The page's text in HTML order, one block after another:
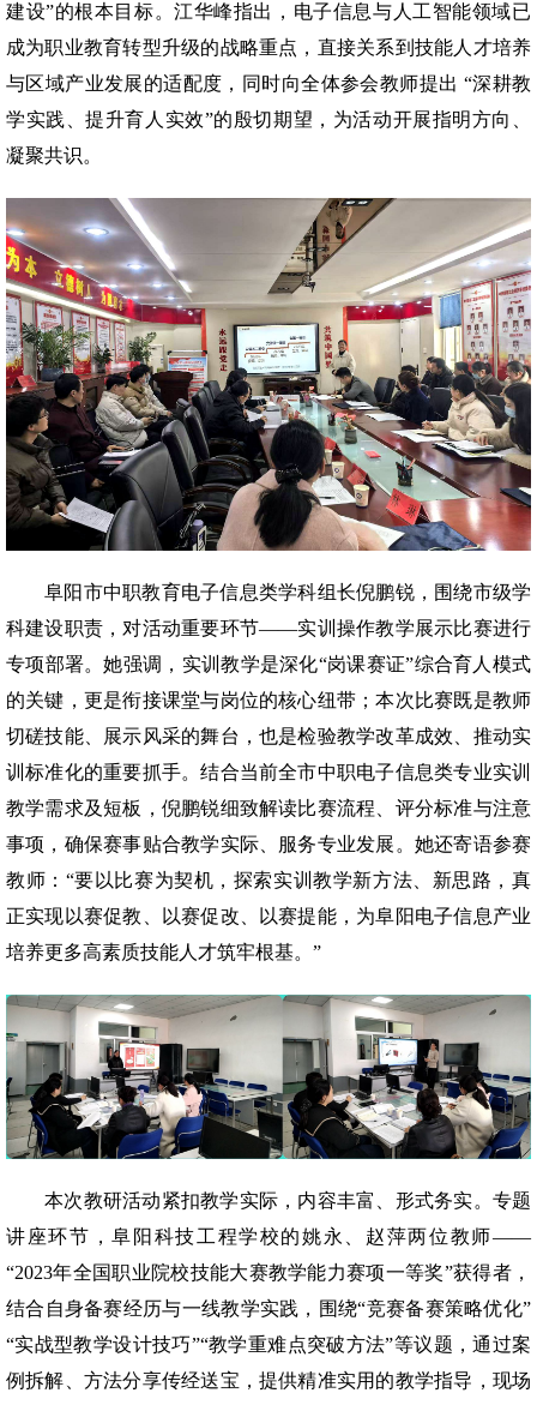
建设”的根本目标。江华峰指出，电子信息与人工智能领域已
成为职业教育转型升级的战略重点，直接关系到技能人才培养
与区域产业发展的适配度，同时向全体参会教师提出 “深耕教
学实践、提升育人实效”的殷切期望，为活动开展指明方向、
凝聚共识。
阜阳市中职教育电子信息类学科组长倪鹏锐，围绕市级学
科建设职责，对活动重要环节——实训操作教学展示比赛进行
专项部署。她强调，实训教学是深化“岗课赛证”综合育人模式
的关键，更是衔接课堂与岗位的核心纽带；本次比赛既是教师
切磋技能、展示风采的舞台，也是检验教学改革成效、推动实
训标准化的重要抓手。结合当前全市中职电子信息类专业实训
教学需求及短板，倪鹏锐细致解读比赛流程、评分标准与注意
事项，确保赛事贴合教学实际、服务专业发展。她还寄语参赛
教师：“要以比赛为契机，探索实训教学新方法、新思路，真
正实现以赛促教、以赛促改、以赛提能，为阜阳电子信息产业
培养更多高素质技能人才筑牢根基。”
本次教研活动紧扣教学实际，内容丰富、形式务实。专题
讲座环节，阜阳科技工程学校的姚永、赵萍两位教师——
“2023年全国职业院校技能大赛教学能力赛项一等奖”获得者，
结合自身备赛经历与一线教学实践，围绕“竞赛备赛策略优化”
“实战型教学设计技巧”“教学重难点突破方法”等议题，通过案
例拆解、方法分享传经送宝，提供精准实用的教学指导，现场